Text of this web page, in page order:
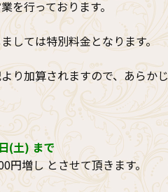
を行っております。
しては特別料金となります。
り加算されますので、あらか
(土) まで
円増し とさせて頂きます。